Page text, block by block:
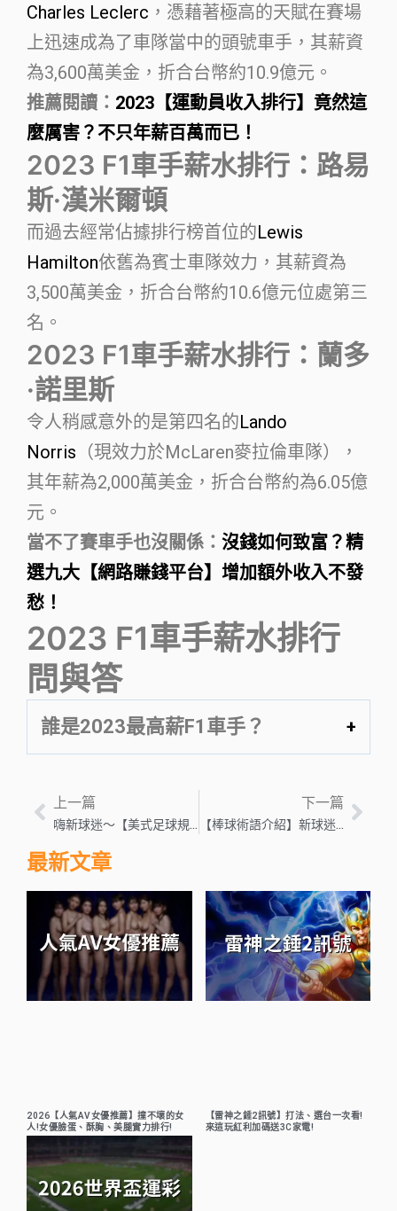
Charles Leclerc ，憑藉著極高的天賦在賽場
上迅速成為了車隊當中的頭號車手，其薪資
為3,600萬美金，折合台幣約10.9億元。
推薦閱讀： 2023【運動員收入排行】竟然這
麼厲害？不只年薪百萬而已！
2023 F1車手薪水排行：路易
斯·漢米爾頓
而過去經常佔據排行榜首位的Lewis
Hamilton依舊為賓士車隊效力，其薪資為
3,500萬美金，折合台幣約10.6億元位處第三
名。
2023 F1車手薪水排行：蘭多
·諾里斯
令人稍感意外的是第四名的Lando
Norris （現效力於McLaren麥拉倫車隊），
其年薪為2,000萬美金，折合台幣約為6.05億
元。
當不了賽車手也沒關係： 沒錢如何致富？精
選九大【網路賺錢平台】增加額外收入不發
愁！
2023 F1車手薪水排行
問與答
誰是2023最高薪F1車手？
上一篇 下一篇
【棒球術語介紹】新球迷必看！棒球規則＋術語懶人包
最新文章
2026【人氣AV女優推薦】撞不壞的女
人!女優臉蛋、酥胸、美腿實力排行!
【雷神之錘2訊號】打法、選台一次看!
來這玩紅利加碼送3C家電!